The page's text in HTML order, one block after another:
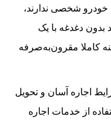
خودرو شخصی ندارند،
بدون دغدغه با یک
کاملا مقرون‌به‌صرفه
اجاره آسان و تحویل
از خدمات اجاره